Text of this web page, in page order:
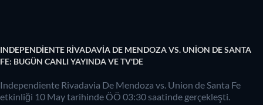
INDEPENDIENTE RIVADAVIA DE MENDOZA VS. UNION DE SANTA
FE: BUGÜN CANLI YAYINDA VE TV'DE
Independiente Rivadavia De Mendoza vs. Union de Santa Fe
etkinliği 10 May tarihinde ÖÖ 03:30 saatinde gerçekleşti.